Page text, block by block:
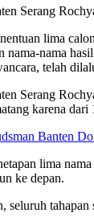
Serang
lima
nama-nama
telah
Serang
karena
Banten
lima
ke depan.
seluruh